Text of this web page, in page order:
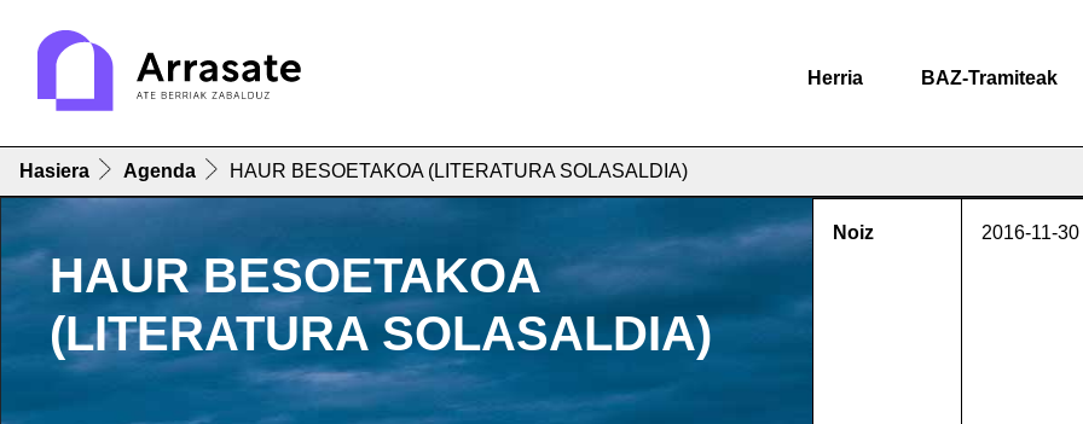
Herria BAZ-Tramiteak
Hasiera Agenda HAUR BESOETAKOA (LITERATURA SOLASALDIA)
HAUR BESOETAKOA
(LITERATURA SOLASALDIA)
Noiz 2016-11-30